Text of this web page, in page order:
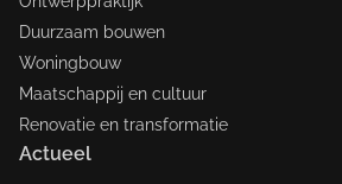
Duurzaam bouwen
Woningbouw
Maatschappij en cultuur
Renovatie en transformatie
Actueel